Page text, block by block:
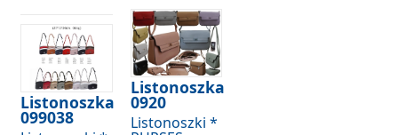
Listonoszka
099038
Listonoszka
0920
Listonoszki *